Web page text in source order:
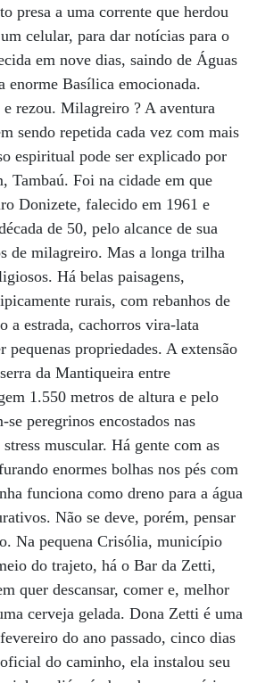
presa a uma corrente que herdou
celular, para dar notícias para o
em nove dias, saindo de Águas
enorme Basílica emocionada.
rezou. Milagreiro ? A aventura
sendo repetida cada vez com mais
espiritual pode ser explicado por
Tambaú. Foi na cidade em que
Donizete, falecido em 1961 e
de 50, pelo alcance de sua
de milagreiro. Mas a longa trilha
Há belas paisagens,
rurais, com rebanhos de
a estrada, cachorros vira-lata
pequenas propriedades. A extensão
da Mantiqueira entre
1.550 metros de altura e pelo
se peregrinos encostados nas
muscular. Há gente com as
enormes bolhas nos pés com
funciona como dreno para a água
Não se deve, porém, pensar
Na pequena Crisólia, município
do trajeto, há o Bar da Zetti,
quer descansar, comer e, melhor
cerveja gelada. Dona Zetti é uma
do ano passado, cinco dias
do caminho, ela instalou seu